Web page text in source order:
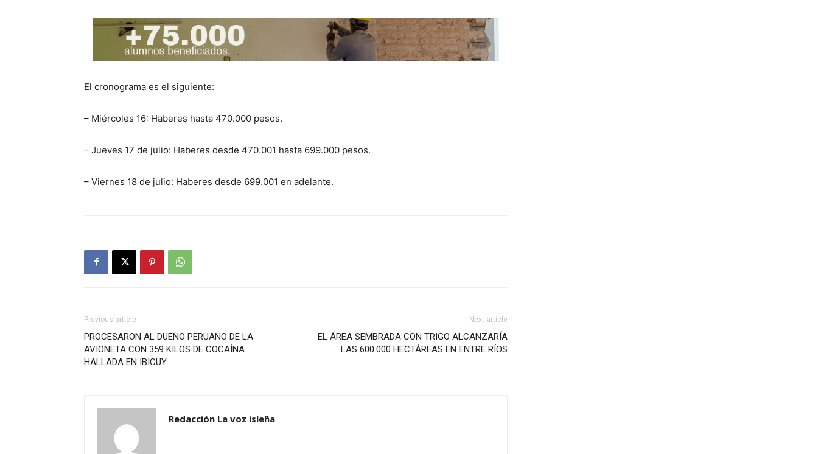
El cronograma es el siguiente:
– Miércoles 16: Haberes hasta 470.000 pesos.
– Jueves 17 de julio: Haberes desde 470.001 hasta 699.000 pesos.
– Viernes 18 de julio: Haberes desde 699.001 en adelante.
Previous article
PROCESARON AL DUEÑO PERUANO DE LA
AVIONETA CON 359 KILOS DE COCAÍNA
HALLADA EN IBICUY
Next article
EL ÁREA SEMBRADA CON TRIGO ALCANZARÍA
LAS 600.000 HECTÁREAS EN ENTRE RÍOS
Redacción La voz isleña